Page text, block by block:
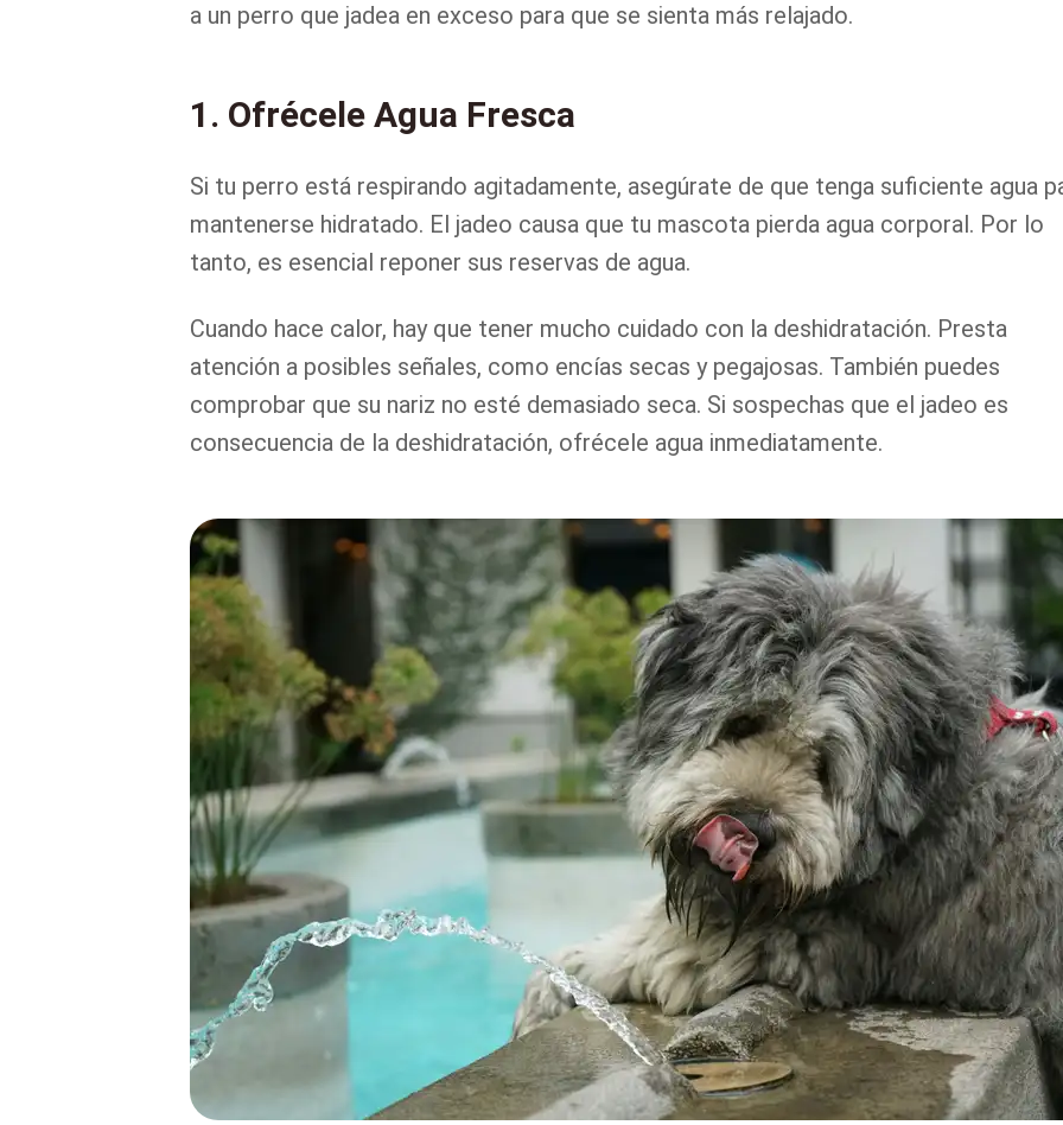
a un perro que jadea en exceso para que se sienta más relajado.
1. Ofrécele Agua Fresca
Si tu perro está respirando agitadamente, asegúrate de que tenga suficiente agua
mantenerse hidratado. El jadeo causa que tu mascota pierda agua corporal. Por lo
tanto, es esencial reponer sus reservas de agua.
Cuando hace calor, hay que tener mucho cuidado con la deshidratación. Presta
atención a posibles señales, como encías secas y pegajosas. También puedes
comprobar que su nariz no esté demasiado seca. Si sospechas que el jadeo es
consecuencia de la deshidratación, ofrécele agua inmediatamente.